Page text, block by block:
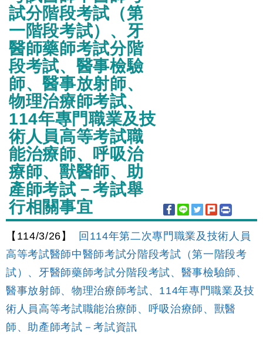
試分階段考試（第
一階段考試）、牙
醫師藥師考試分階
段考試、醫事檢驗
師、醫事放射師、
物理治療師考試、
114年專門職業及技
術人員高等考試職
能治療師、呼吸治
療師、獸醫師、助
產師考試－考試舉
行相關事宜
【114/3/26】
回114年第二次專門職業及技術人員
高等考試醫師中醫師考試分階段考試（第一階段考
試）、牙醫師藥師考試分階段考試、醫事檢驗師、
醫事放射師、物理治療師考試、114年專門職業及技
術人員高等考試職能治療師、呼吸治療師、獸醫
師、助產師考試－考試資訊